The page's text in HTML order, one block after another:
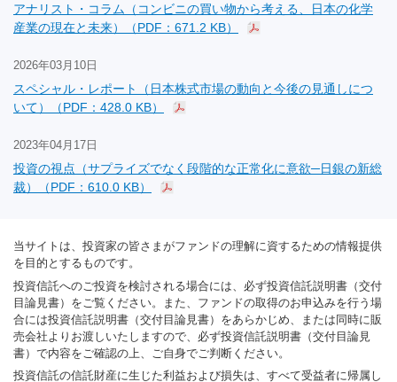
アナリスト・コラム（コンビニの買い物から考える、日本の化学
産業の現在と未来）（PDF：671.2 KB）
2026年03月10日
スペシャル・レポート（日本株式市場の動向と今後の見通しにつ
いて）（PDF：428.0 KB）
2023年04月17日
投資の視点（サプライズでなく段階的な正常化に意欲─日銀の新総
裁）（PDF：610.0 KB）
当サイトは、投資家の皆さまがファンドの理解に資するための情報提供
を目的とするものです。
投資信託へのご投資を検討される場合には、必ず投資信託説明書（交付
目論見書）をご覧ください。また、ファンドの取得のお申込みを行う場
合には投資信託説明書（交付目論見書）をあらかじめ、または同時に販
売会社よりお渡しいたしますので、必ず投資信託説明書（交付目論見
書）で内容をご確認の上、ご自身でご判断ください。
投資信託の信託財産に生じた利益および損失は、すべて受益者に帰属し